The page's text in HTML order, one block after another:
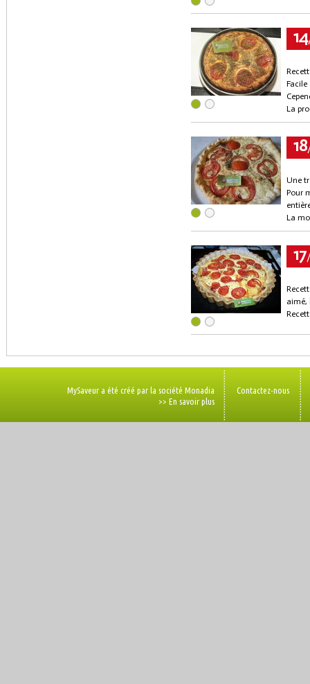
14
La
18
Une
Pour
La
17
aimé,
MySaveur a été créé par la société Monadia
>> En savoir plus
Contactez-nous